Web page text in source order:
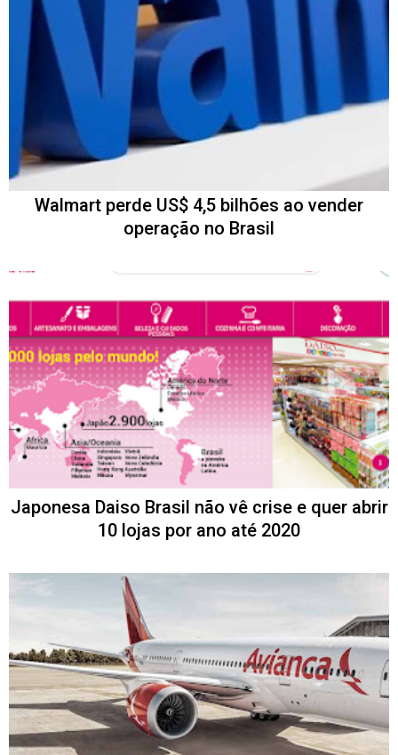
Walmart perde US$ 4,5 bilhões ao vender
operação no Brasil
Japonesa Daiso Brasil não vê crise e quer abrir
10 lojas por ano até 2020